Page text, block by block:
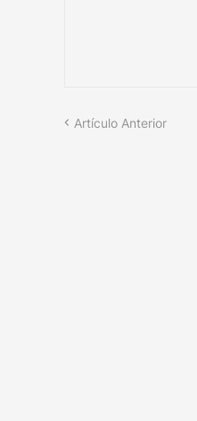
Artículo Anterior